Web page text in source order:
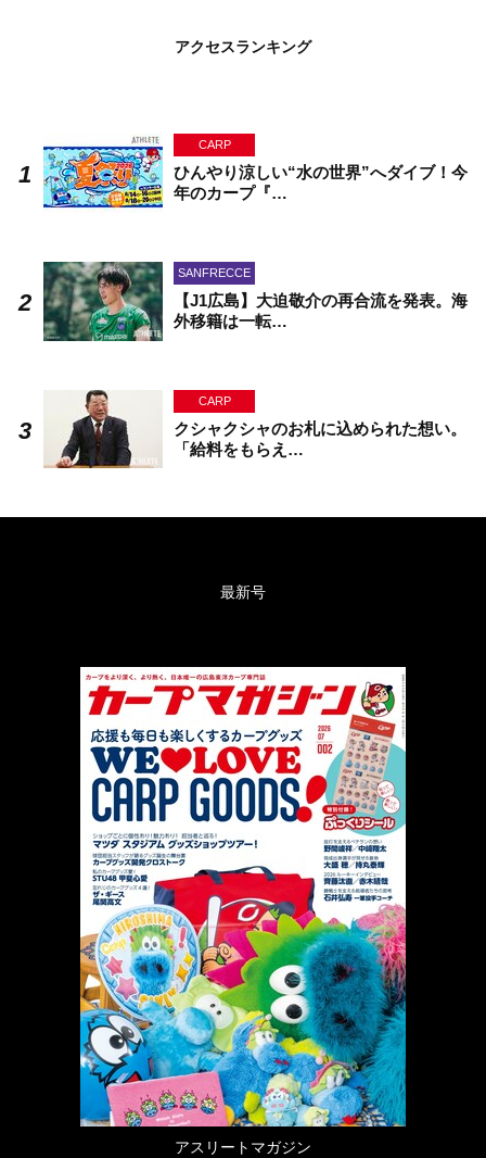
アクセスランキング
CARP
ひんやり涼しい“水の世界”へダイブ！今
年のカープ『…
SANFRECCE
【J1広島】大迫敬介の再合流を発表。海
外移籍は一転…
CARP
クシャクシャのお札に込められた想い。
「給料をもらえ…
最新号
アスリートマガジン